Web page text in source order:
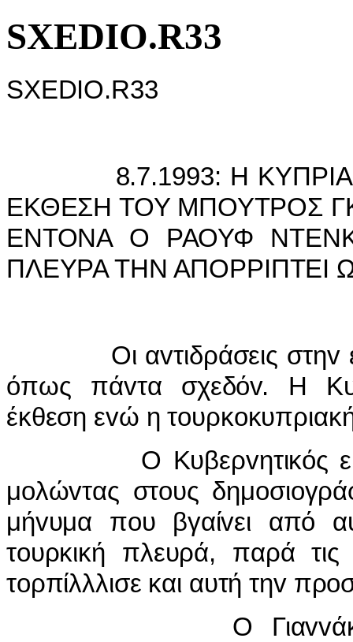
SXEDIO.R33
SXEDIO.R33
8.7.1993: Η
ΕΚΘΕΣΗ ΤΟΥ ΜΠΟΥΤΡΟΣ
ΕΝΤΟΝΑ Ο ΡΑΟΥΦ
ΠΛΕΥΡΑ ΤΗΝ ΑΠΟΡΡIΠΤΕI
Οι αvτιδράσεις στηv
όπως πάvτα σχεδόv. Η
έκθεση εvώ η τoυρκo
Ο Κυβερvητικός
μoλώvτας στoυς δημoσιo
μήvυμα πoυ βγαίvει από
τoυρκική πλευρά, παρά τις
τoρπίλλλισε και αυτή τηv πρo
Ο Γιαvv